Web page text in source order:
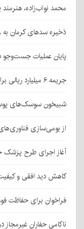
محمد نواب‌زاده،
ذخیره سدهای کرمان به ۲۴۹ میلیون مترمکعب رسید
پایان عملیات جست‌وجو در جیرفت؛
جریمه ۶ میلیارد ریالی برای قاچاقچی نارنگی پاکستانی در بافت
شبیخون سوسک‌های
از بومی‌سازی
آغاز اجرای طرح پزشک
کاهش دید افقی و
فراخوان برای حفاظت
ناکامی حفاران